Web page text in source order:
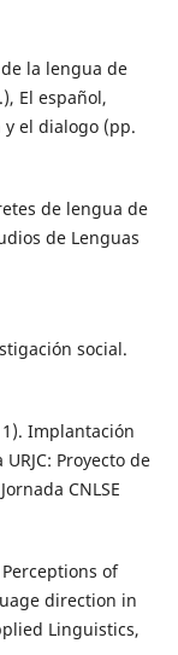
la lengua de
El español,
el dialogo (pp.
de lengua de
de Lenguas
social.
Implantación
Proyecto de
CNLSE
of
direction in
Linguistics,